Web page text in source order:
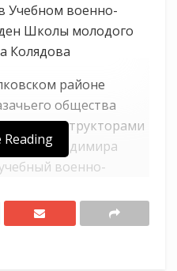
Учебном военно-
Школы молодого
Колядова
районе
общества
с инструкторами
Владимира
военно-
воспитанники